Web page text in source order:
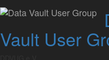
Vault User